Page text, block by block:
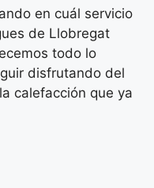
en cuál servicio
de Llobregat
todo lo
disfrutando del
calefacción que ya